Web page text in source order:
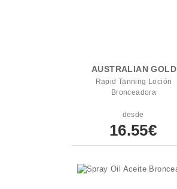
AUSTRALIAN GOLD
Rapid Tanning Loción
Bronceadora
desde
16.55€